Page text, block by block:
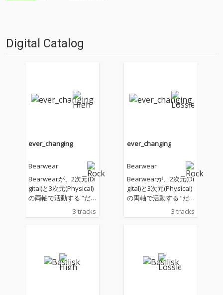
Digital Catalog
ever_changing
Bearwear
Bearwearが、2次元(Di
gital)と3次元(Physical)
の両軸で活動する “だ
つりょく系アーティス
ト” 長瀬有花をフィー
3 tracks
ever_changing
Bearwear
Bearwearが、2次元(Di
gital)と3次元(Physical)
の両軸で活動する “だ
つりょく系アーティス
ト” 長瀬有花をフィー
3 tracks